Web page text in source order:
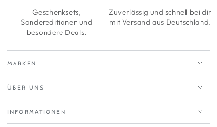
Geschenksets,
Sondereditionen und
besondere Deals.
Zuverlässig und schnell bei dir
mit Versand aus Deutschland.
MARKEN
ÜBER UNS
INFORMATIONEN